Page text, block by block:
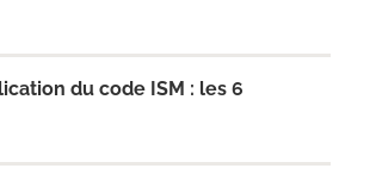
du code ISM : les 6